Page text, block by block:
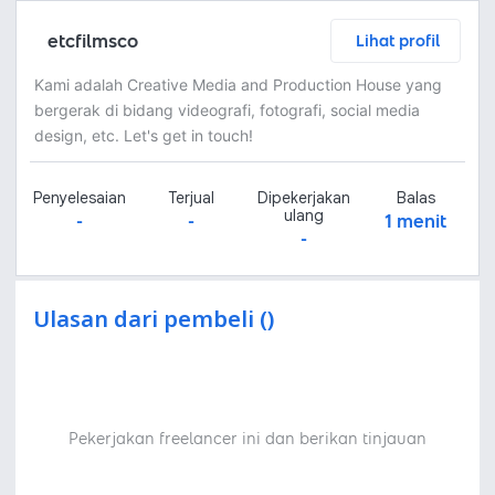
etcfilmsco Lihat profil
Kami adalah Creative Media and Production House yang
bergerak di bidang videografi, fotografi, social media
design, etc. Let's get in touch!
Penyelesaian
-
Terjual
-
Dipekerjakan
ulang
-
Balas
1 menit
Ulasan dari pembeli ()
Pekerjakan freelancer ini dan berikan tinjauan